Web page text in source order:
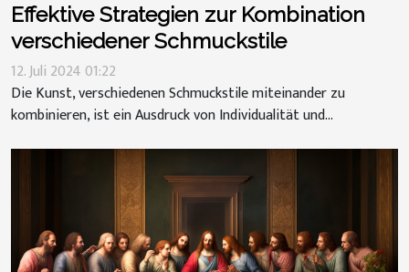
Effektive Strategien zur Kombination
verschiedener Schmuckstile
12. Juli 2024 01:22
Die Kunst, verschiedenen Schmuckstile miteinander zu
kombinieren, ist ein Ausdruck von Individualität und...